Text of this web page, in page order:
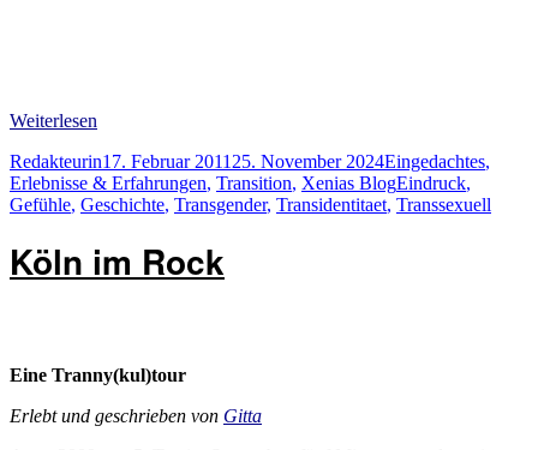
Weiterlesen
Autor
RedakteurinVeröffentlicht
am
17. Februar 2011 25. November 2024Kategorien
Eingedachtes,
Erlebnisse & Erfahrungen, Transition, Xenias BlogSchlagwörter
Eindruck,
Gefühle, Geschichte, Transgender, Transidentitaet, Transsexuell
Köln im Rock
Eine Tranny(kul)tour
Erlebt und geschrieben von Gitta